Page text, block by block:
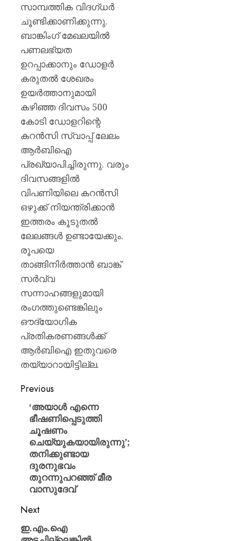
സാമ്പത്തിക വിദഗ്ധർ
ചൂണ്ടിക്കാണിക്കുന്നു.
ബാങ്കിംഗ് മേഖലയിൽ
പണലഭ്യത
ഉറപ്പാക്കാനും ഡോളർ
കരുതൽ ശേഖരം
ഉയർത്താനുമായി
കഴിഞ്ഞ ദിവസം 500
കോടി ഡോളറിന്റെ
കറൻസി സ്വാപ്പ് ലേലം
ആർബിഐ
പ്രഖ്യാപിച്ചിരുന്നു. വരും
ദിവസങ്ങളിൽ
വിപണിയിലെ കറൻസി
ഒഴുക്ക് നിയന്ത്രിക്കാൻ
ഇത്തരം കൂടുതൽ
ലേലങ്ങൾ ഉണ്ടായേക്കും.
രൂപയെ
താങ്ങിനിർത്താൻ ബാങ്ക്
സർവ്വ
സന്നാഹങ്ങളുമായി
രംഗത്തുണ്ടെങ്കിലും
ഔദ്യോഗിക
പ്രതികരണങ്ങൾക്ക്
ആർബിഐ ഇതുവരെ
തയ്യാറായിട്ടില്ല.
Previous
‘അയാൾ എന്നെ
ഭീഷണിപ്പെടുത്തി
ചൂഷണം
ചെയ്യുകയായിരുന്നു’;
തനിക്കുണ്ടായ
ദുരനുഭവം
തുറന്നുപറഞ്ഞ് മീര
വാസുദേവ്
Next
ഇ.എം.ഐ